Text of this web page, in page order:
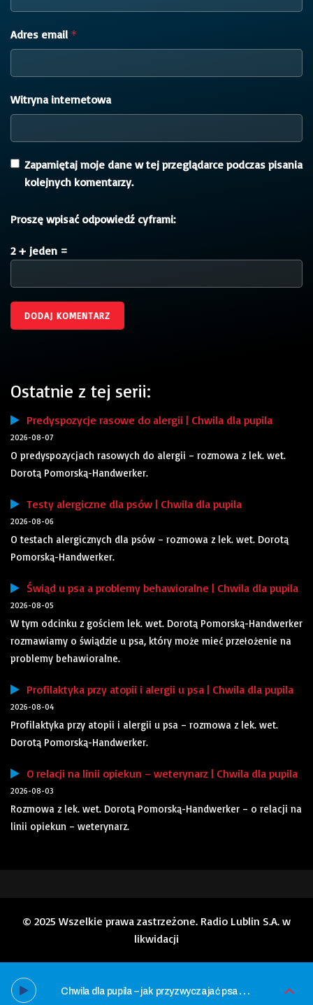
Adres email *
Witryna internetowa
Zapamiętaj moje dane w tej przeglądarce podczas pisania
kolejnych komentarzy.
Proszę wpisać odpowiedź cyframi:
2 + jeden =
Ostatnie z tej serii:
Predyspozycje rasowe do alergii | Chwila dla pupila
2026-08-07
O predyspozycjach rasowych do alergii – rozmowa z lek. wet.
Dorotą Pomorską-Handwerker.
Testy alergiczne dla psów | Chwila dla pupila
2026-08-06
O testach alergicznych dla psów – rozmowa z lek. wet. Dorotą
Pomorską-Handwerker.
Świąd u psa a problemy behawioralne | Chwila dla pupila
2026-08-05
W tym odcinku z gościem lek. wet. Dorotą Pomorską-Handwerker
rozmawiamy o świądzie u psa, który może mieć przełożenie na
problemy behawioralne.
Profilaktyka przy atopii i alergii u psa | Chwila dla pupila
2026-08-04
Profilaktyka przy atopii i alergii u psa – rozmowa z lek. wet.
Dorotą Pomorską-Handwerker.
O relacji na linii opiekun – weterynarz | Chwila dla pupila
2026-08-03
Rozmowa z lek. wet. Dorotą Pomorską-Handwerker – o relacji na
linii opiekun – weterynarz.
© 2025 Wszelkie prawa zastrzeżone. Radio Lublin S.A. w
likwidacji
C
hwila dla pupila – jak przyzwyczajać psa do zabiegów pielęgnacyjnych